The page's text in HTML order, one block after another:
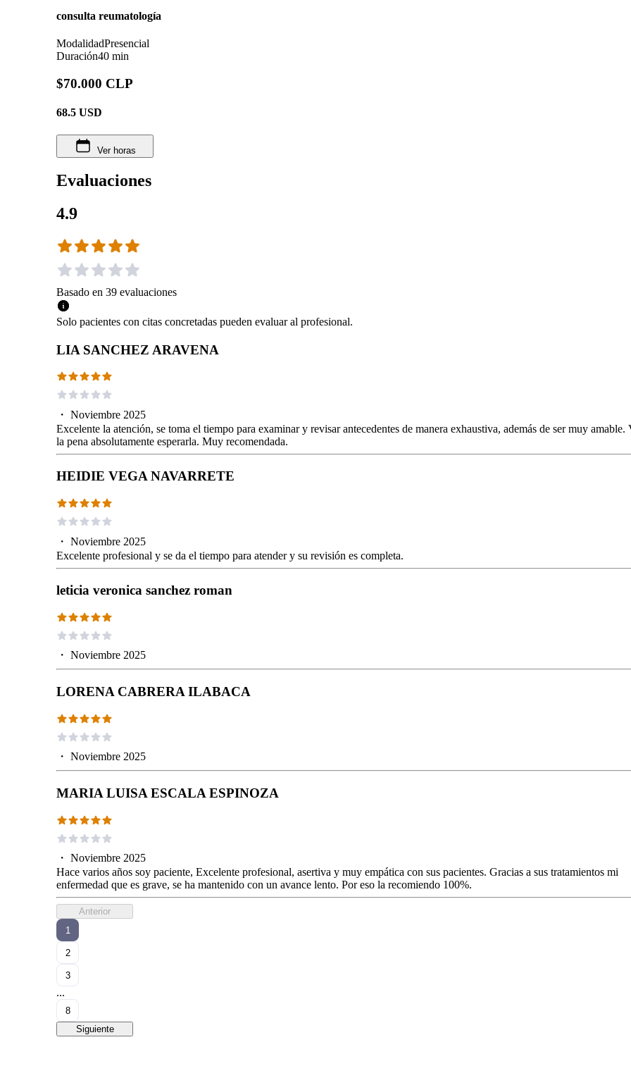
consulta reumatología
ModalidadPresencial
Duración40 min
$70.000 CLP
68.5 USD
Ver horas
Evaluaciones
4.9
Basado en 39 evaluaciones
Solo pacientes con citas concretadas pueden evaluar al profesional.
LIA SANCHEZ ARAVENA
・ Noviembre 2025
Excelente la atención, se toma el tiempo para examinar y revisar antecedentes de manera exhaustiva, además de ser muy amable.
la pena absolutamente esperarla. Muy recomendada.
HEIDIE VEGA NAVARRETE
・ Noviembre 2025
Excelente profesional y se da el tiempo para atender y su revisión es completa.
leticia veronica sanchez roman
・ Noviembre 2025
LORENA CABRERA ILABACA
・ Noviembre 2025
MARIA LUISA ESCALA ESPINOZA
・ Noviembre 2025
Hace varios años soy paciente, Excelente profesional, asertiva y muy empática con sus pacientes. Gracias a sus tratamientos mi
enfermedad que es grave, se ha mantenido con un avance lento. Por eso la recomiendo 100%.
Anterior
1
2
3
...
8
Siguiente